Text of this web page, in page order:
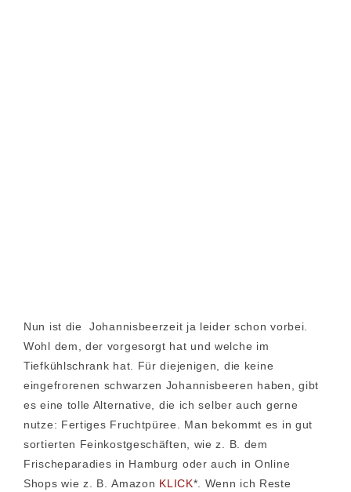
Nun ist die Johannisbeerzeit ja leider schon vorbei.
Wohl dem, der vorgesorgt hat und welche im
Tiefkühlschrank hat. Für diejenigen, die keine
eingefrorenen schwarzen Johannisbeeren haben, gibt
es eine tolle Alternative, die ich selber auch gerne
nutze: Fertiges Fruchtpüree. Man bekommt es in gut
sortierten Feinkostgeschäften, wie z. B. dem
Frischeparadies in Hamburg oder auch in Online
Shops wie z. B. Amazon KLICK*. Wenn ich Reste